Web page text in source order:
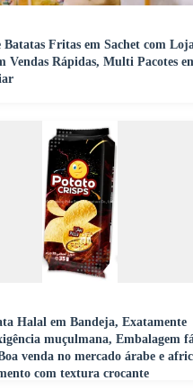
Batatas Fritas em Sachet com
Vendas Rápidas, Multi Pacotes
Halal em Bandeja, Exatamente
muçulmana, Embalagem
venda no mercado árabe e
com textura crocante